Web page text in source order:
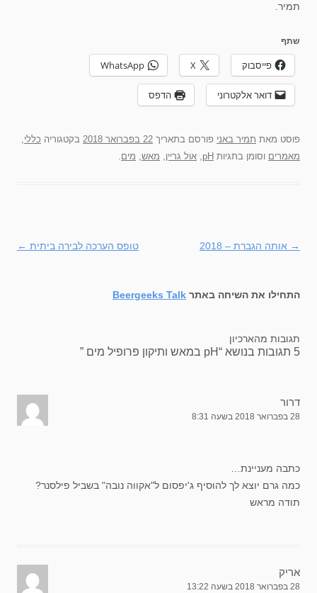
תמיר.
שתף
פייסבוק X
WhatsApp
דואר אלקטרוני הדפס
פוסט מאת תמיר באני פורסם בתאריך 22 בפברואר 2018 בקטגוריה כללי,
מאמרים וסומן בתגיות pH
, אול גריין, מאש, מים.
ניווט
→ אותה הגברת – 2018 טופס הערכה לבירה ביתית ←
התחילו את השיחה באתר Beergeeks Talk
תגובות מהארכיון
5 תגובות בנושא “ pH במאש ותיקון פרופיל מים ”
דרור
28 בפברואר 2018 בשעה 8:31
כתבה מעניינת…
כמה גרם יוצא לך להוסיף ג'יפסום ל"אקווה נובה" בשביל פילסנר?
תודה מראש
אריק
28 בפברואר 2018 בשעה 13:22